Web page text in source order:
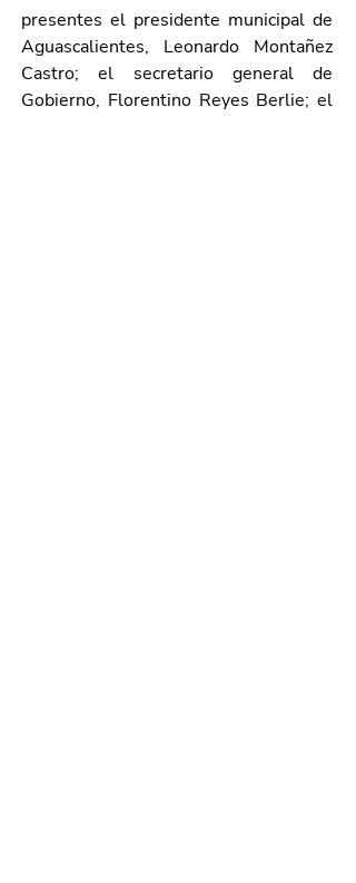
presentes el presidente municipal de
Aguascalientes, Leonardo Montañez
Castro; el secretario general de
Gobierno, Florentino Reyes Berlie; el